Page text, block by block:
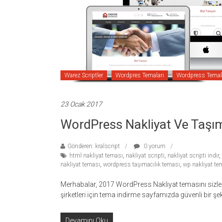
temaları,
download
Warez Scriptler Wordpres Temaları Wordpress
23 Ocak 2017
WordPress Nakliyat Ve
Gönderen: kralscript
0 yorum
html nakliyat teması, nakliyat scripti, nakliyat scripti indir,
nakliyat teması, wordpress taşımacılık teması, wp nakliyat
Merhabalar, 2017 WordPress Nakliyat temasını
şirketleri için tema indirme sayfamızda güvenli bir